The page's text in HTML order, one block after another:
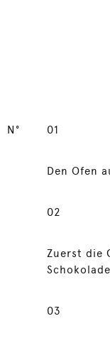
N° 01
Den Ofen
02
Zuerst die
03